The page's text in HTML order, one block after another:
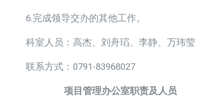
6.完成领导交办的其他工作。
科室人员：高杰、刘舟瑫、李静、万玮莹
联系方式：0791-83968027
项目管理办公室职责及人员